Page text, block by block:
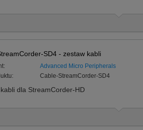
SD4 - zestaw kabli
Advanced Micro Peripherals
Cable-StreamCorder-SD4
dla StreamCorder-HD